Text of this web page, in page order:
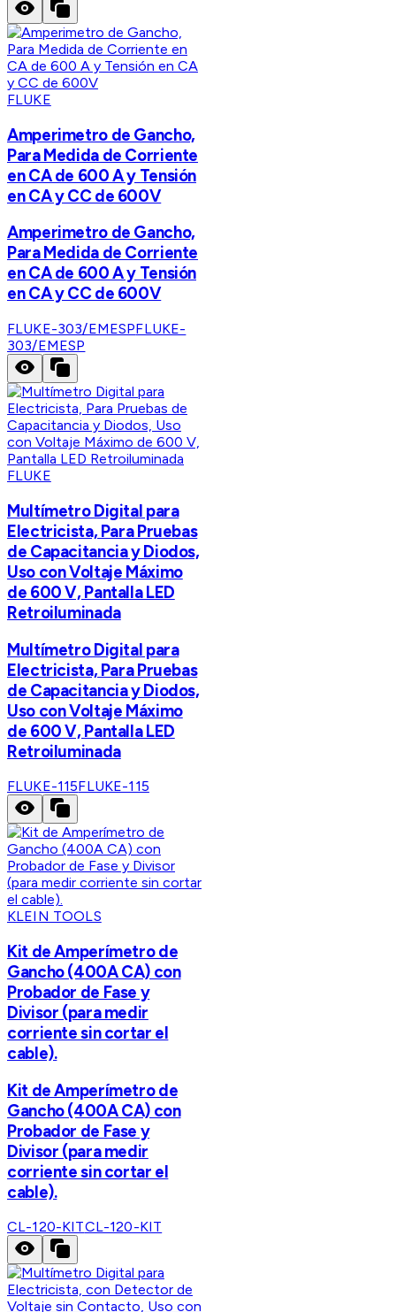
FLUKE
Amperimetro de Gancho,
Para Medida de Corriente
en CA de 600 A y Tensión
en CA y CC de 600V
Amperimetro de Gancho,
Para Medida de Corriente
en CA de 600 A y Tensión
en CA y CC de 600V
FLUKE-303/EMESPFLUKE-
303/EMESP
FLUKE
Multímetro Digital para
Electricista, Para Pruebas
de Capacitancia y Diodos,
Uso con Voltaje Máximo
de 600 V, Pantalla LED
Retroiluminada
Multímetro Digital para
Electricista, Para Pruebas
de Capacitancia y Diodos,
Uso con Voltaje Máximo
de 600 V, Pantalla LED
Retroiluminada
FLUKE-115FLUKE-115
KLEIN TOOLS
Kit de Amperímetro de
Gancho (400A CA) con
Probador de Fase y
Divisor (para medir
corriente sin cortar el
cable).
Kit de Amperímetro de
Gancho (400A CA) con
Probador de Fase y
Divisor (para medir
corriente sin cortar el
cable).
CL-120-KITCL-120-KIT